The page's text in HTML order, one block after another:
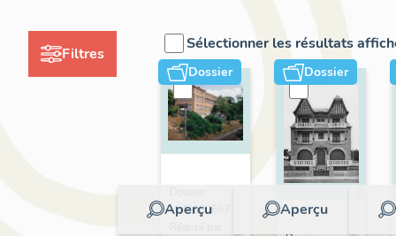
Filtres
Sélectionner les résultats
Dossier
Aperçu
IA44000667 |
Dossier
Aperçu